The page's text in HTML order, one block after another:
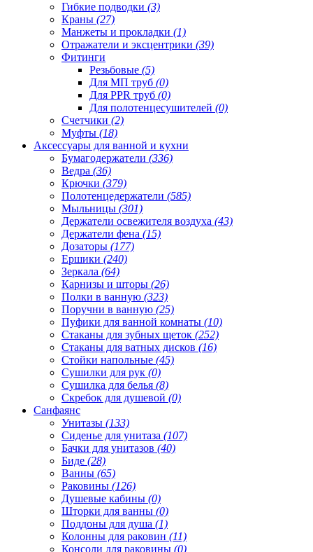
Гибкие подводки (3)
Краны (27)
Манжеты и прокладки (1)
Отражатели и эксцентрики (39)
Фитинги
Резьбовые (5)
Для МП труб (0)
Для PPR труб (0)
Для полотенцесушителей (0)
Счетчики (2)
Муфты (18)
Аксессуары для ванной и кухни
Бумагодержатели (336)
Ведра (36)
Крючки (379)
Полотенцедержатели (585)
Мыльницы (301)
Держатели освежителя воздуха (43)
Держатели фена (15)
Дозаторы (177)
Ершики (240)
Зеркала (64)
Карнизы и шторы (26)
Полки в ванную (323)
Поручни в ванную (25)
Пуфики для ванной комнаты (10)
Стаканы для зубных щеток (252)
Стаканы для ватных дисков (16)
Стойки напольные (45)
Сушилки для рук (0)
Сушилка для белья (8)
Скребок для душевой (0)
Санфаянс
Унитазы (133)
Сиденье для унитаза (107)
Бачки для унитазов (40)
Биде (28)
Ванны (65)
Раковины (126)
Душевые кабины (0)
Шторки для ванны (0)
Поддоны для душа (1)
Колонны для раковин (11)
Консоли для раковины (0)